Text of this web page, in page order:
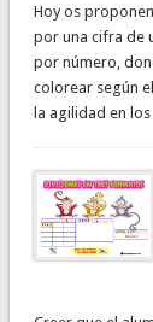
Hoy os
por una cifra de
por número,
colorear según
la agilidad en